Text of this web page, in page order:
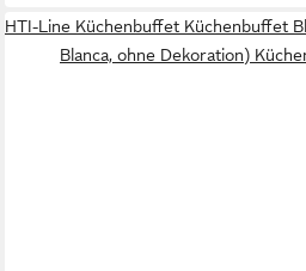
HTI-Line Küchenbuffet Küchenbuffet
Blanca, ohne Dekoration)